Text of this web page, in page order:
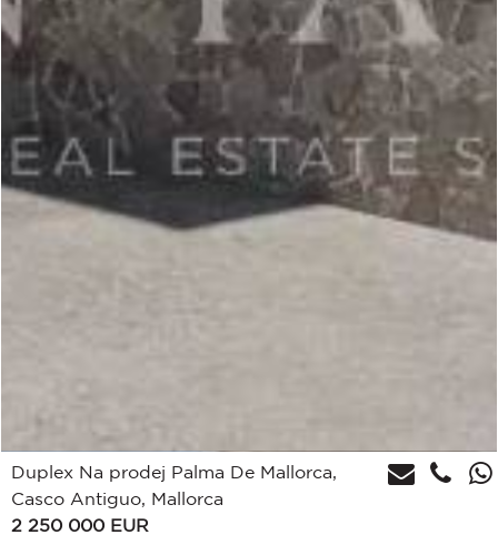
Duplex Na prodej Palma De Mallorca,
Casco Antiguo, Mallorca
2 250 000 EUR